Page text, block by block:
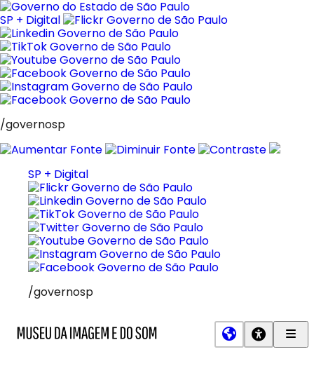
Pular
para
o
conteúdo
SP + Digital
/governosp
SP + Digital
/governosp